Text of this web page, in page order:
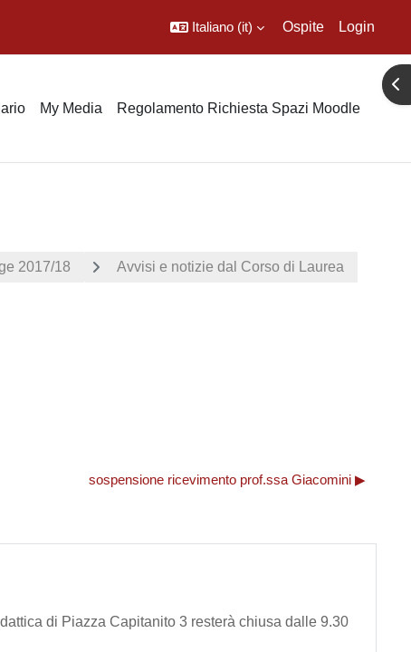
Italiano ‎(it)‎ Ospite Login
My Media Regolamento Richiesta Spazi Moodle
2017/18 Avvisi e notizie dal Corso di Laurea
sospensione ricevimento prof.ssa Giacomini ▶︎
di Piazza Capitanito 3 resterà chiusa dalle 9.30